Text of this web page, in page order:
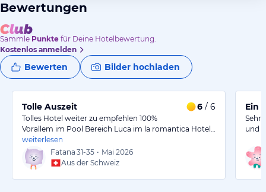
Bewertungen
Sammle Punkte für Deine Hotelbewertung.
Kostenlos anmelden
Bewerten Bilder hochladen
Tolle Auszeit 6 / 6
Tolles Hotel weiter zu empfehlen 100%
Vorallem im Pool Bereich Luca im la romantica Hotel…
weiterlesen
Fatana 31-35 • Mai 2026
Aus der Schweiz
Ein
Sehr
und